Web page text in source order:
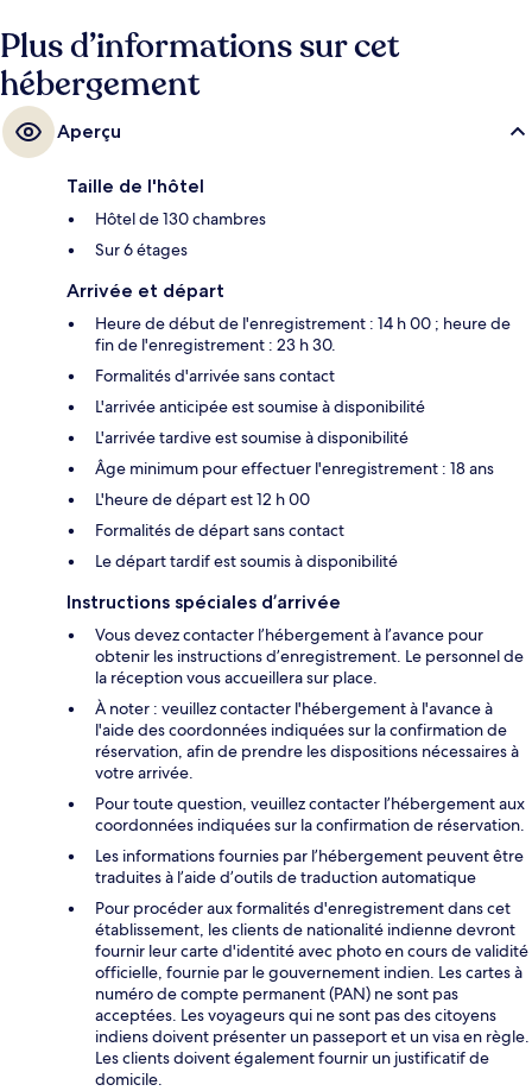
Plus d’informations sur cet
hébergement
Aperçu
Taille de l'hôtel
Hôtel de 130 chambres
Sur 6 étages
Arrivée et départ
Heure de début de l'enregistrement : 14 h 00 ; heure de
fin de l'enregistrement : 23 h 30.
Formalités d'arrivée sans contact
L'arrivée anticipée est soumise à disponibilité
L'arrivée tardive est soumise à disponibilité
Âge minimum pour effectuer l'enregistrement : 18 ans
L'heure de départ est 12 h 00
Formalités de départ sans contact
Le départ tardif est soumis à disponibilité
Instructions spéciales d’arrivée
Vous devez contacter l’hébergement à l’avance pour
obtenir les instructions d’enregistrement. Le personnel de
la réception vous accueillera sur place.
À noter : veuillez contacter l'hébergement à l'avance à
l'aide des coordonnées indiquées sur la confirmation de
réservation, afin de prendre les dispositions nécessaires à
votre arrivée.
Pour toute question, veuillez contacter l’hébergement aux
coordonnées indiquées sur la confirmation de réservation.
Les informations fournies par l’hébergement peuvent être
traduites à l’aide d’outils de traduction automatique
Pour procéder aux formalités d'enregistrement dans cet
établissement, les clients de nationalité indienne devront
fournir leur carte d'identité avec photo en cours de validité
officielle, fournie par le gouvernement indien. Les cartes à
numéro de compte permanent (PAN) ne sont pas
acceptées. Les voyageurs qui ne sont pas des citoyens
indiens doivent présenter un passeport et un visa en règle.
Les clients doivent également fournir un justificatif de
domicile.